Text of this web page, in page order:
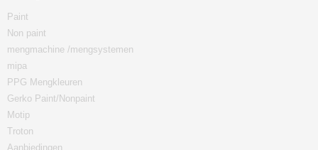
Paint
Non paint
mengmachine /mengsystemen
mipa
PPG Mengkleuren
Gerko Paint/Nonpaint
Motip
Troton
Aanbiedingen